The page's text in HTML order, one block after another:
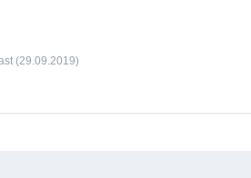
(29.09.2019)